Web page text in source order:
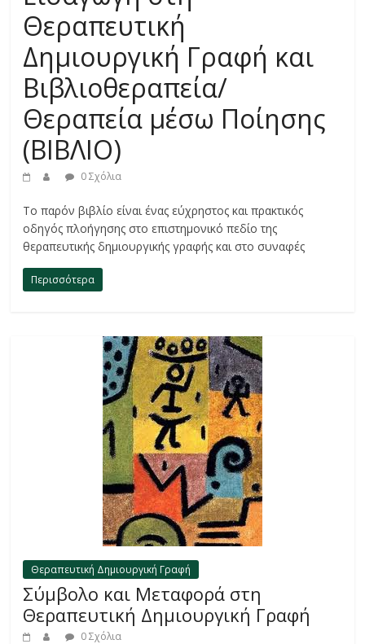
Θεραπευτική
Δημιουργική Γραφή και
Βιβλιοθεραπεία/
Θεραπεία μέσω Ποίησης
(ΒΙΒΛΙΟ)
0 Σχόλια
Το παρόν βιβλίο είναι ένας εύχρηστος και πρακτικός
οδηγός πλοήγησης στο επιστημονικό πεδίο της
θεραπευτικής δημιουργικής γραφής και στο συναφές
Περισσότερα
Θεραπευτική Δημιουργική Γραφή
Σύμβολο και Μεταφορά στη
Θεραπευτική Δημιουργική Γραφή
0 Σχόλια